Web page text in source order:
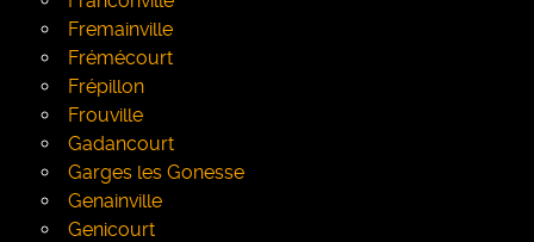
Fremainville
Frémécourt
Frépillon
Frouville
Gadancourt
Garges les Gonesse
Genainville
Genicourt